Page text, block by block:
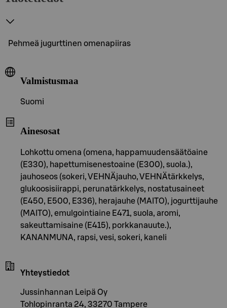
Pehmeä jugurttinen omenapiiras
Valmistusmaa
Suomi
Ainesosat
Lohkottu omena (omena, happamuudensäätöaine
(E330), hapettumisenestoaine (E300), suola.),
jauhoseos (sokeri, VEHNÄjauho, VEHNÄtärkkelys,
glukoosisiirappi, perunatärkkelys, nostatusaineet
(E450, E500, E336), herajauhe (MAITO), jogurttijauhe
(MAITO), emulgointiaine E471, suola, aromi,
sakeuttamisaine (E415), porkkanauute.),
KANANMUNA, rapsi, vesi, sokeri, kaneli
Yhteystiedot
Jussinhannan Leipä Oy
Tohlopinranta 24, 33270 Tampere